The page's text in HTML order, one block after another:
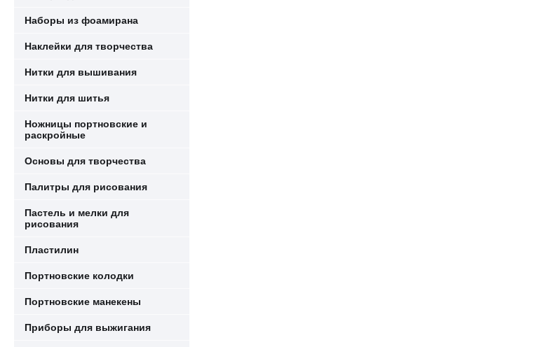
Наборы из фоамирана
Наклейки для творчества
Нитки для вышивания
Нитки для шитья
Ножницы портновские и
раскройные
Основы для творчества
Палитры для рисования
Пастель и мелки для
рисования
Пластилин
Портновские колодки
Портновские манекены
Приборы для выжигания